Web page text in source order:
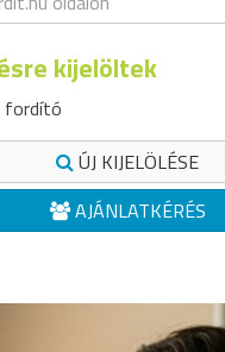
kijelöltek
fordító
ÚJ KIJELÖLÉSE
AJÁNLATKÉRÉS